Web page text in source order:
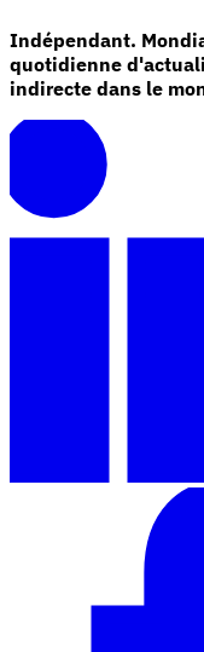
Fiscalité indirecte 101
région du Golfe
Taxes
environnementaux
Indépendant.
quotidienne
indirecte dans le